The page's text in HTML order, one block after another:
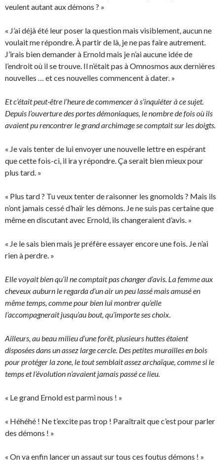
veulent autant aux démons ? »
« J’ai déjà été leur poser la question mais visiblement, aucun ne
voulait me répondre. À partir de là, je ne pas faire autrement.
J’irais bien demander à Ernold mais je n’ai aucune idée de
l’endroit où il se trouve. Il n’était pas à Omnosmos aux dernières
nouvelles … et ces nouvelles commencent à dater. »
Et c’était peut-être l’heure de commencer à s’inquiéter à ce sujet.
Depuis l’ouverture des portes démoniaques, le nombre de fois où ils
avaient pu rencontrer le grand archimage se comptait sur les doigts.
« Je vais tenter de lui envoyer une nouvelle lettre en espérant
que cette fois-ci, il ira y répondre. Ça serait bien mieux pour
plus tard. »
« Plus tard ? Tu veux tenter de raisonner les gnomolds ? Mais ils
n’ont jamais cessé d’haïr les démons. Je ne suis pas certaine que
même en discutant avec Ernold, ils changeraient d’avis. »
« Je le sais bien mais je préfère essayer encore une fois. Je n’ai
rien à perdre. »
Elle voyait bien qu’il ne comptait pas changer d’avis. La femme aux
cheveux auburn le regarda d’un air un peu lassé mais amusé en
même temps, comme pour bien lui montrer qu’elle
l’accompagnerait jusqu’au bout, qu’importe ses choix.
Ailleurs, au beau milieu d’une forêt, plusieurs huttes étaient
disposées dans un assez large cercle. Des petites murailles en bois
pour protéger la zone, le tout semblait assez archaïque, comme si le
temps et l’évolution n’avaient jamais passé ce lieu.
« Le grand Ernold est parmi nous ! »
« Héhéhé ! Ne t’excite pas trop ! Paraîtrait que c’est pour parler
des démons ! »
« On va enfin lancer un assaut sur tous ces foutus démons ! »